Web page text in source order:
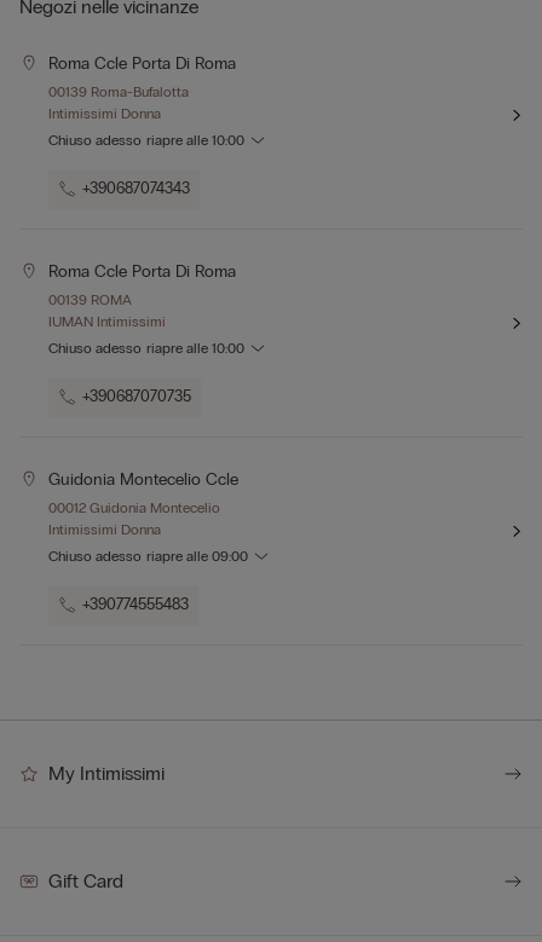
Negozi nelle vicinanze
Roma Ccle Porta Di Roma
00139 Roma-Bufalotta
Intimissimi Donna
Chiuso adesso riapre alle 10:00
+390687074343
Roma Ccle Porta Di Roma
00139 ROMA
IUMAN Intimissimi
Chiuso adesso riapre alle 10:00
+390687070735
Guidonia Montecelio Ccle
00012 Guidonia Montecelio
Intimissimi Donna
Chiuso adesso riapre alle 09:00
+390774555483
My Intimissimi
Gift Card